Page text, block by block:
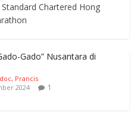
Chartered Hong
Gado” Nusantara di
Prancis
2024
1